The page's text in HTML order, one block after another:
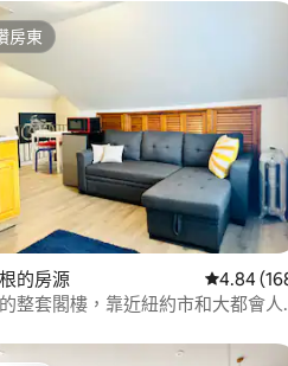
4.86 的平均評分（滿分 5 分）
房東
房東
的房源 從 168 則
4.84
整套閣樓，靠近紐約市和大都會人